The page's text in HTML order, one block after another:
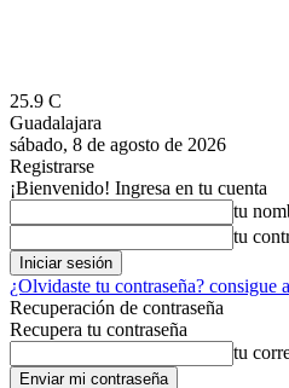
25.9 C
Guadalajara
sábado, 8 de agosto de 2026
Registrarse
¡Bienvenido! Ingresa en tu cuenta
tu
tu
¿Olvidaste tu contraseña? consigue
Recuperación de contraseña
Recupera tu contraseña
tu